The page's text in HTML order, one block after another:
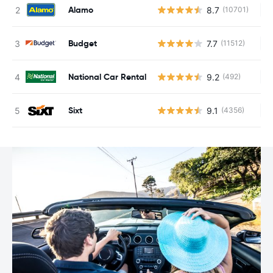
Alamo 8.7 (10701)
Budget 7.7 (11512)
National Car Rental 9.2 (492)
Sixt 9.1 (4356)